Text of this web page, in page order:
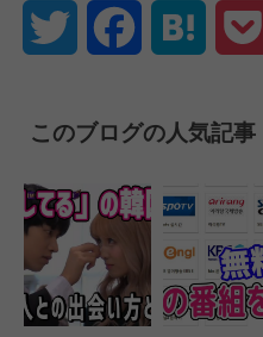
Twitter FacebookHatena
このブログの人気記事